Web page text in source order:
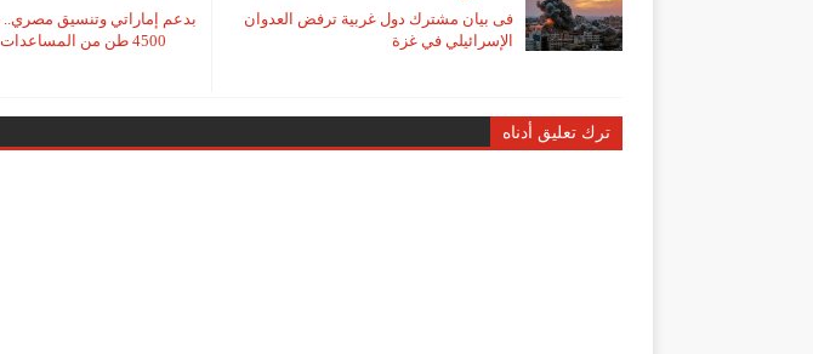
بدعم إماراتي وتنسيق
4500 طن من
فى بيان مشترك دول غربية ترفض العدوان
الإسرائيلي في غزة
ترك تعليق أدناه